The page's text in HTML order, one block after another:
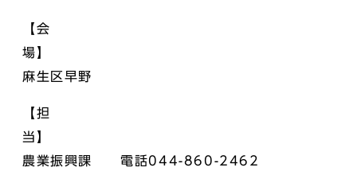
【会
麻生区早野
【担
農業振興課 電話044-860-2462